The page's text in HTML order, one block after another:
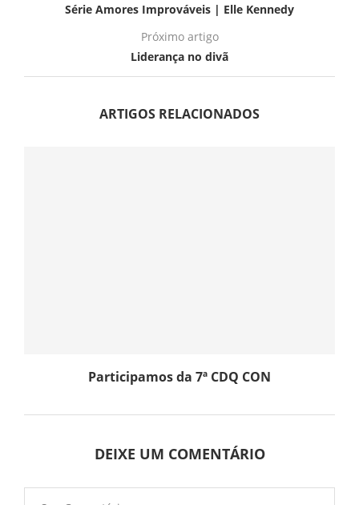
Série Amores Improváveis | Elle Kennedy
Próximo artigo
Liderança no divã
ARTIGOS RELACIONADOS
Participamos da 7ª CDQ CON
DEIXE UM COMENTÁRIO